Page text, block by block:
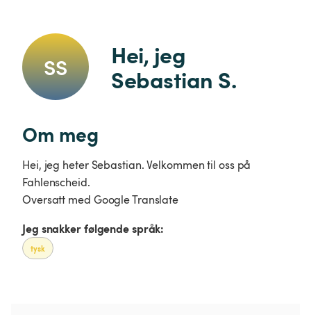
SS
Hei, jeg
Sebastian S.
Om meg
Hei, jeg heter Sebastian. Velkommen til oss på
Fahlenscheid.
Oversatt med Google Translate
Jeg snakker følgende språk:
tysk